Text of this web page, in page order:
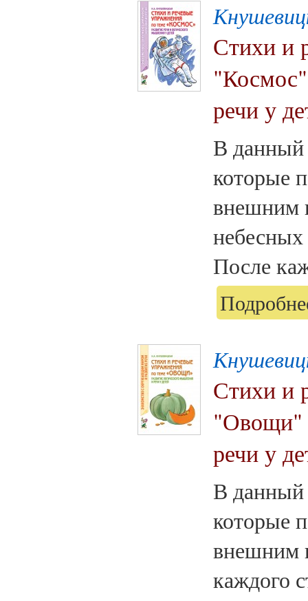
Стихи и
речи у
В данный
которые
внешним
небесных
После
Стихи и
"Овощи"
речи у
В данный
которые
внешним
каждого